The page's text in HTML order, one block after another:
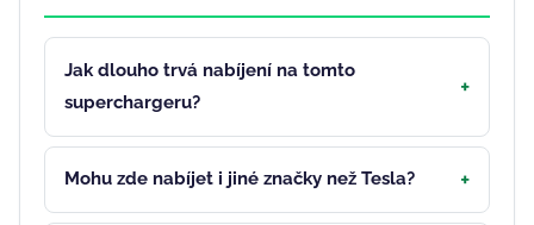
Jak dlouho trvá nabíjení na tomto
superchargeru?
Mohu zde nabíjet i jiné značky než Tesla?